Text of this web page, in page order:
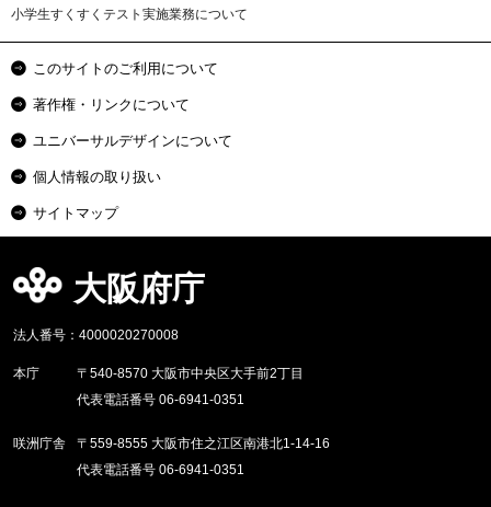
小学生すくすくテスト実施業務について
このサイトのご利用について
著作権・リンクについて
ユニバーサルデザインについて
個人情報の取り扱い
サイトマップ
大阪府庁
法人番号：4000020270008
本庁
〒540-8570 大阪市中央区大手前2丁目
代表電話番号 06-6941-0351
咲洲庁舎
〒559-8555 大阪市住之江区南港北1-14-16
代表電話番号 06-6941-0351